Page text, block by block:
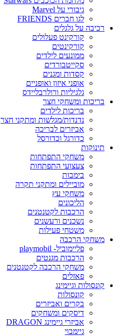
גיבורי על Marvel
לגו חברים FRIENDS
רכיבה על גלגלים
קורקינט פעלולים
קורקינטים
ממונעים לילדים
סקייטבורדים
קסדות ומגנים
אופני איזון ואופניים
גלגיליות ורולרבליידס
בריכות ומשחקי חצר
בריכות לילדים
נדנדות/מגלשות ומתקני חצר
אביזרים לבריכה
כדורגל וכדורסל
תינוקות
משחקי התפתחות
צעצועי התפתחות
בימבות
מוביילים ומתקני תקרה
משחקי עץ
הליכונים
הרכבות לקטנטנים
נשכנים ורעשנים
משטחי פעילות
משחקי הרכבה
פליימוביל- playmobil
הרכבות מגנטים
משחקי הרכבה לקטנטנים
פאזלים
קונסולות וגיימינג
קונסולות
בקרים ואביזרים
דיסקים ומשחקים
אביזרי גיימינג DRAGON
גיימבוי